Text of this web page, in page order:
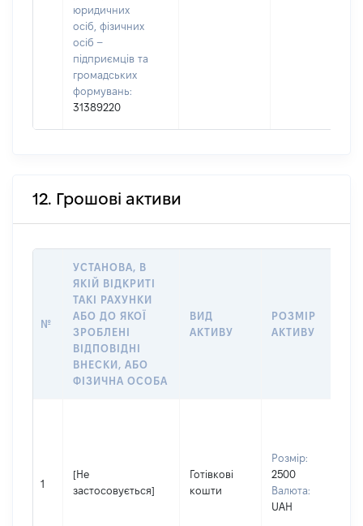
юридичних
осіб, фізичних
осіб –
підприємців та
громадських
формувань:
31389220
12. Грошові активи
№
УСТАНОВА, В
ЯКІЙ ВІДКРИТІ
ТАКІ РАХУНКИ
АБО ДО ЯКОЇ
ЗРОБЛЕНІ
ВІДПОВІДНІ
ВНЕСКИ, АБО
ФІЗИЧНА ОСОБА
ВИД
АКТИВУ
РОЗМІР
АКТИВУ
1
[Не
застосовується]
Готівкові
кошти
Розмір:
2500
Валюта:
UAH